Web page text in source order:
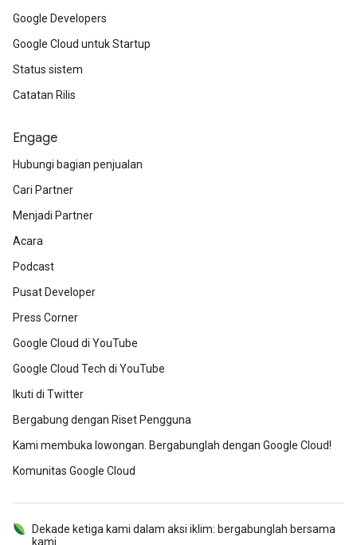
Google Developers
Google Cloud untuk Startup
Status sistem
Catatan Rilis
Engage
Hubungi bagian penjualan
Cari Partner
Menjadi Partner
Acara
Podcast
Pusat Developer
Press Corner
Google Cloud di YouTube
Google Cloud Tech di YouTube
Ikuti di Twitter
Bergabung dengan Riset Pengguna
Kami membuka lowongan. Bergabunglah dengan Google Cloud!
Komunitas Google Cloud
Dekade ketiga kami dalam aksi iklim: bergabunglah bersama
kami